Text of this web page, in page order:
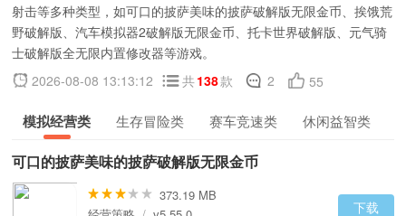
射击等多种类型，如可口的披萨美味的披萨破解版无限金币、挨饿荒
野破解版、汽车模拟器2破解版无限金币、托卡世界破解版、元气骑
士破解版全无限内置修改器等游戏。
2026-08-08 13:13:12
共138款 2 55
模拟经营类 生存冒险类 赛车竞速类 休闲益智类
可口的披萨美味的披萨破解版无限金币
373.19 MB
下载